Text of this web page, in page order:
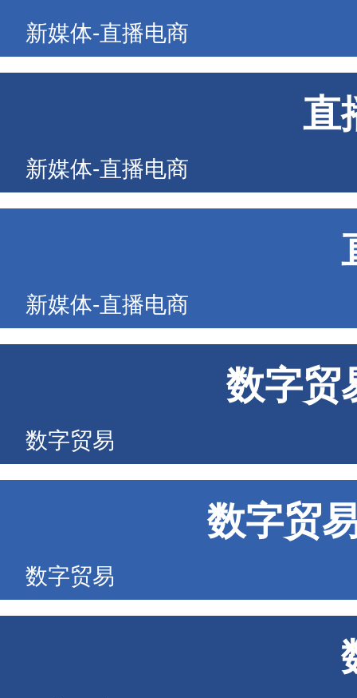
新媒体-直播电商
直
新媒体-直播电商
新媒体-直播电商
数字贸
数字贸易
数字贸
数字贸易